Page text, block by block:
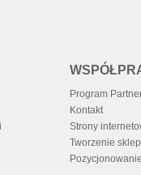
Program
Kontakt
Strony
Tworzenie